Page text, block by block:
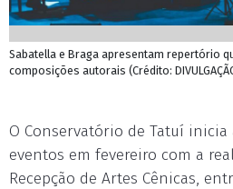
Sabatella e Braga apresentam repertório
composições autorais (Crédito:
O Conservatório de Tatuí inicia
eventos em fevereiro com a
Recepção de Artes Cênicas,